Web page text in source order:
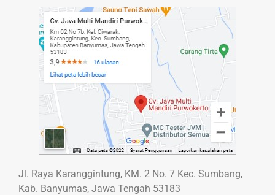
Jl. Raya Karanggintung, KM. 2 No. 7 Kec. Sumbang,
Kab. Banyumas, Jawa Tengah 53183